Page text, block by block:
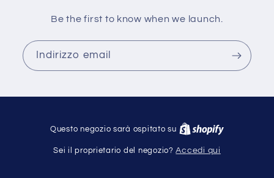
Be the first to know when we launch.
Indirizzo email
Questo negozio sarà ospitato su
Sei il proprietario del negozio?Accedi qui